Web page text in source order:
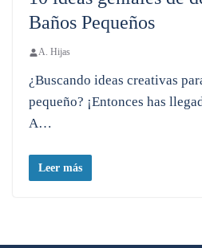
Baños Pequeños
A. Hijas
¿Buscando ideas creativas
pequeño? ¡Entonces has
A…
Leer más